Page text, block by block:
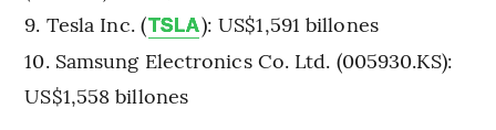
Tesla Inc. (TSLA): US$1,591 billones
Samsung Electronics Co. Ltd. (005930.KS):
US$1,558 billones